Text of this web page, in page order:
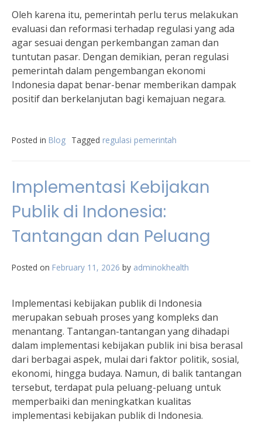
Oleh karena itu, pemerintah perlu terus melakukan
evaluasi dan reformasi terhadap regulasi yang ada
agar sesuai dengan perkembangan zaman dan
tuntutan pasar. Dengan demikian, peran regulasi
pemerintah dalam pengembangan ekonomi
Indonesia dapat benar-benar memberikan dampak
positif dan berkelanjutan bagi kemajuan negara.
Posted in Blog Tagged regulasi pemerintah
Implementasi Kebijakan
Publik di Indonesia:
Tantangan dan Peluang
Posted on February 11, 2026 by adminokhealth
Implementasi kebijakan publik di Indonesia
merupakan sebuah proses yang kompleks dan
menantang. Tantangan-tantangan yang dihadapi
dalam implementasi kebijakan publik ini bisa berasal
dari berbagai aspek, mulai dari faktor politik, sosial,
ekonomi, hingga budaya. Namun, di balik tantangan
tersebut, terdapat pula peluang-peluang untuk
memperbaiki dan meningkatkan kualitas
implementasi kebijakan publik di Indonesia.